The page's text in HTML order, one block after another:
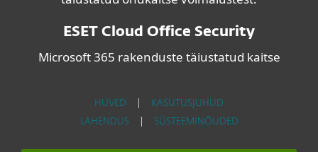
ESET Cloud Office Security
Microsoft 365 rakenduste täiustatud kaitse
HÜVED
KASUTUSJUHUD
LAHENDUS
SÜSTEEMINÕUDED